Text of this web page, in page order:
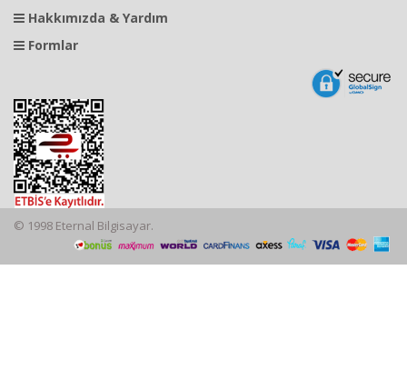
Hakkımızda & Yardım
Formlar
© 1998 Eternal Bilgisayar.